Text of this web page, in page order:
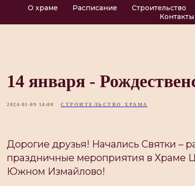
О храме Расписание Строительство
Контакты
14 января -
2024-01-09 14:00 СТРОИТЕЛЬСТВО ХРАМА
Дорогие друзья! Начались Святки –
праздничные мероприятия в Храме
Южном Измайлово!